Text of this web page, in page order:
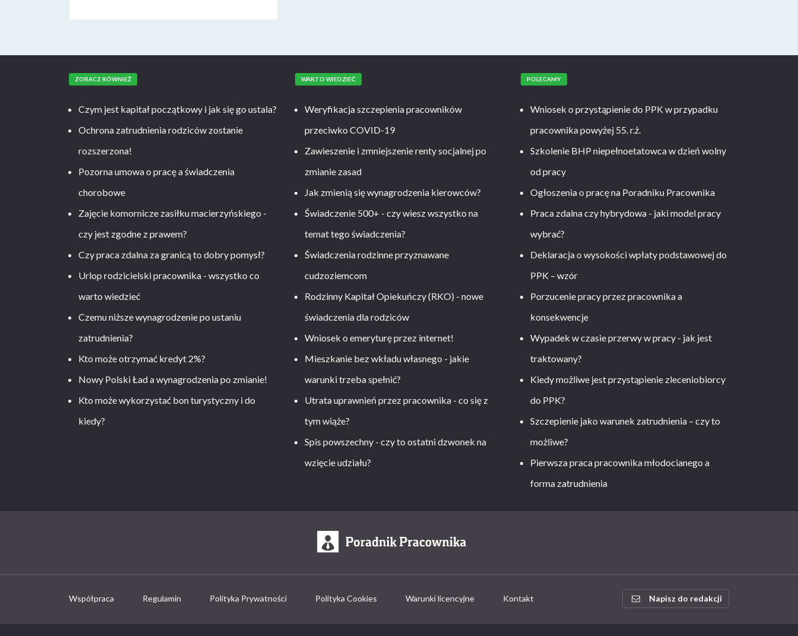
ZOBACZ RÓWNIEŻ
Czym jest kapitał początkowy i jak się go ustala?
Ochrona zatrudnienia rodziców zostanie
rozszerzona!
Pozorna umowa o pracę a świadczenia
chorobowe
Zajęcie komornicze zasiłku macierzyńskiego -
czy jest zgodne z prawem?
Czy praca zdalna za granicą to dobry pomysł?
Urlop rodzicielski pracownika - wszystko co
warto wiedzieć
Czemu niższe wynagrodzenie po ustaniu
zatrudnienia?
Kto może otrzymać kredyt 2%?
Nowy Polski Ład a wynagrodzenia po zmianie!
Kto może wykorzystać bon turystyczny i do
kiedy?
WARTO WIEDZIEĆ
Weryfikacja szczepienia pracowników
przeciwko COVID-19
Zawieszenie i zmniejszenie renty socjalnej po
zmianie zasad
Jak zmienią się wynagrodzenia kierowców?
Świadczenie 500+ - czy wiesz wszystko na
temat tego świadczenia?
Świadczenia rodzinne przyznawane
cudzoziemcom
Rodzinny Kapitał Opiekuńczy (RKO) - nowe
świadczenia dla rodziców
Wniosek o emeryturę przez internet!
Mieszkanie bez wkładu własnego - jakie
warunki trzeba spełnić?
Utrata uprawnień przez pracownika - co się z
tym wiąże?
Spis powszechny - czy to ostatni dzwonek na
wzięcie udziału?
POLECAMY
Wniosek o przystąpienie do PPK w przypadku
pracownika powyżej 55. r.ż.
Szkolenie BHP niepełnoetatowca w dzień wolny
od pracy
Ogłoszenia o pracę na Poradniku Pracownika
Praca zdalna czy hybrydowa - jaki model pracy
wybrać?
Deklaracja o wysokości wpłaty podstawowej do
PPK – wzór
Porzucenie pracy przez pracownika a
konsekwencje
Wypadek w czasie przerwy w pracy - jak jest
traktowany?
Kiedy możliwe jest przystąpienie zleceniobiorcy
do PPK?
Szczepienie jako warunek zatrudnienia – czy to
możliwe?
Pierwsza praca pracownika młodocianego a
forma zatrudnienia
Współpraca Regulamin Polityka Prywatności Polityka Cookies Warunki licencyjne Kontakt Napisz do redakcji